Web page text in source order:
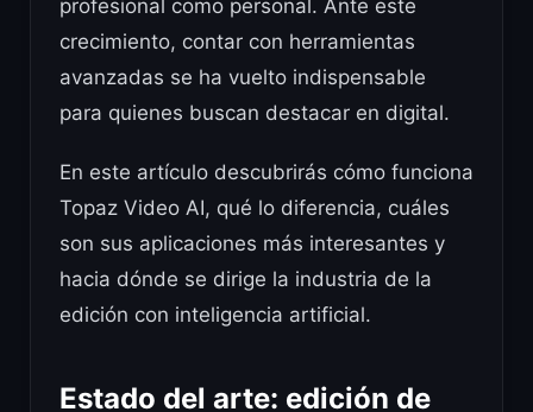
profesional como personal. Ante este
crecimiento, contar con herramientas
avanzadas se ha vuelto indispensable
para quienes buscan destacar en digital.
En este artículo descubrirás cómo funciona
Topaz Video AI, qué lo diferencia, cuáles
son sus aplicaciones más interesantes y
hacia dónde se dirige la industria de la
edición con inteligencia artificial.
Estado del arte: edición de